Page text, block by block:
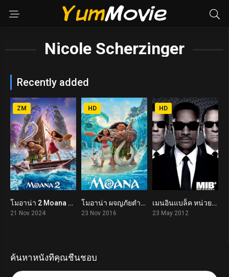
Nicole Scherzinger
Recently added
7
ZM
โมอาน่า 2 Moana 2 (2024)
21 Nov 2024
7.6
HD
โมอาน่า ผจญภัยตำนานหมู่เกาะทะเลใต้ Moana (2016)
23 Nov 2016
6.8
HD
เมนอินแบล็ค หน่วยจารชนพิทักษ์จักรวาล 3 Men in Black 3 (2012)
23 May 2012
ค้นหาหนังที่คุณชื่นชอบ